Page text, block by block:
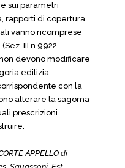
sui parametri
rapporti di copertura,
vanno ricomprese
III n.9922,
devono modificare
edilizia,
con la
alterare la sagoma
prescrizioni
APPELLO di